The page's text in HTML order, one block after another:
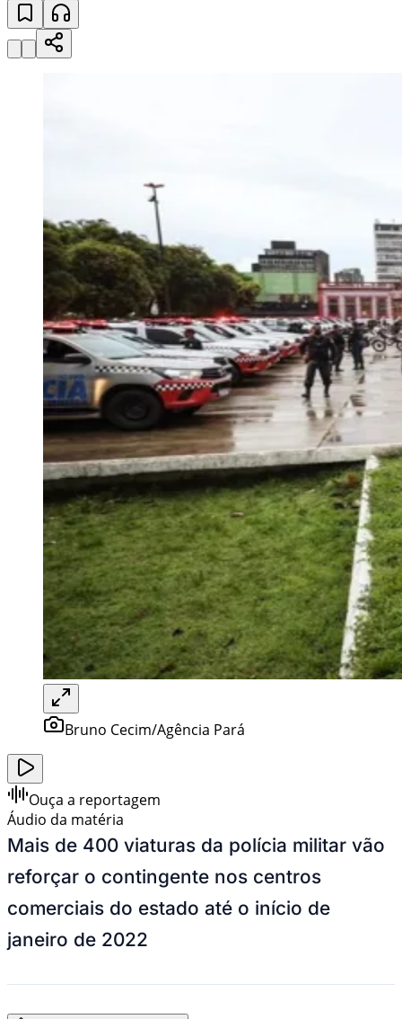
Bruno Cecim/Agência Pará
Ouça a reportagem
Áudio da matéria
Mais de 400 viaturas da polícia militar vão
reforçar o contingente nos centros
comerciais do estado até o início de
janeiro de 2022